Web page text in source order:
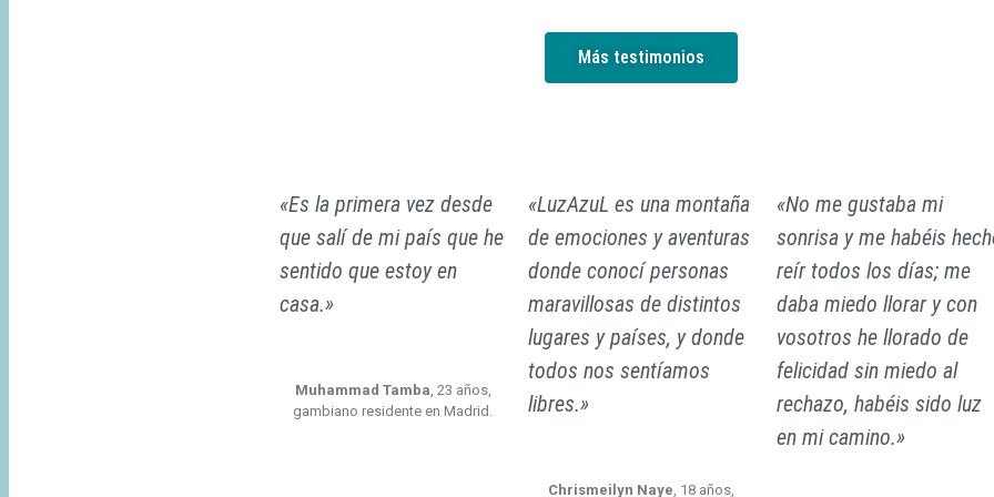
Más testimonios
«Es la primera vez desde
que salí de mi país que he
sentido que estoy en
casa.»
Muhammad Tamba , 23 años,
gambiano residente en Madrid.
«LuzAzuL es una montaña
de emociones y aventuras
donde conocí personas
maravillosas de distintos
lugares y países, y donde
todos nos sentíamos
libres.»
Chrismeilyn Naye , 18 años,
«No me gustaba mi
sonrisa y me habéis
reír todos los días; me
daba miedo llorar y con
vosotros he llorado de
felicidad sin miedo al
rechazo, habéis sido luz
en mi camino.»